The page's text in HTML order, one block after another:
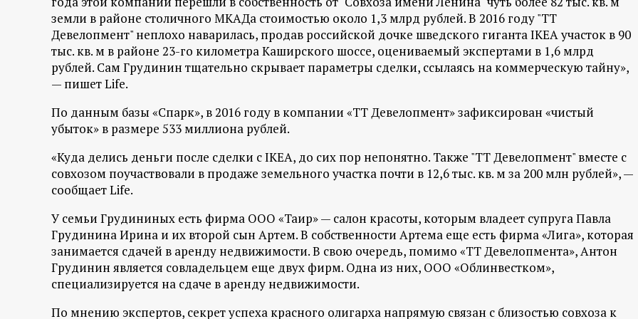
р
т
а
л
земли в районе столичного МКАДа стоимостью около 1,3 млрд рублей. В 2016 году "ТТ
Девелопмент" неплохо наварилась, продав российской дочке шведского гиганта IKEA участок в 90
тыс. кв. м в районе 23-го километра Каширского шоссе, оцениваемый экспертами в 1,6 млрд
рублей. Сам Грудинин тщательно скрывает параметры сделки, ссылаясь на коммерческую тайну»,
— пишет Life.
По данным базы «Спарк», в 2016 году в компании «TT Девелопмент» зафиксирован «чистый
убыток» в размере 533 миллиона рублей.
«Куда делись деньги после сделки с IKEA, до сих пор непонятно. Также "TT Девелопмент" вместе с
совхозом поучаствовали в продаже земельного участка почти в 12,6 тыс. кв. м за 200 млн рублей», —
сообщает Life.
У семьи Грудининых есть фирма ООО «Таир» — салон красоты, которым владеет супруга Павла
Грудинина Ирина и их второй сын Артем. В собственности Артема еще есть фирма «Лига», которая
занимается сдачей в аренду недвижимости. В свою очередь, помимо «ТТ Девелопмента», Антон
Грудинин является совладельцем еще двух фирм. Одна из них, ООО «Облинвестком»,
специализируется на сдаче в аренду недвижимости.
По мнению экспертов, секрет успеха красного олигарха напрямую связан с близостью совхоза к